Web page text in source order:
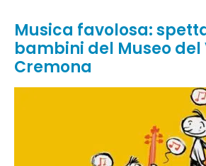
Musica favolosa:
bambini del Museo del
Cremona